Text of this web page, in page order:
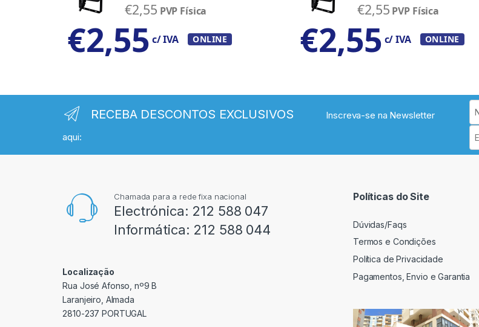
€2,55 PVP Física
€2,55 c/ IVA ONLINE
€2,55 PVP Física
€2,55 c/ IVA ONLINE
RECEBA DESCONTOS EXCLUSIVOS
Inscreva-se na Newsletter
aqui:
Chamada para a rede fixa nacional
Electrónica: 212 588 047
Informática: 212 588 044
Localização
Rua José Afonso, nº9 B
Laranjeiro, Almada
2810-237 PORTUGAL
Políticas do Site
Dúvidas/Faqs
Termos e Condições
Política de Privacidade
Pagamentos, Envio e Garantia